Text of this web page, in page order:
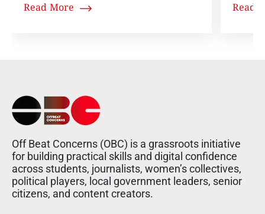
Read More Read
Off Beat Concerns (OBC) is a grassroots initiative
for building practical skills and digital confidence
across students, journalists, women’s collectives,
political players, local government leaders, senior
citizens, and content creators.